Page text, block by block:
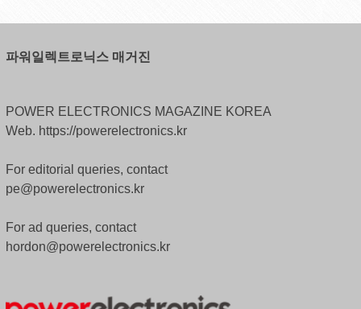
파워일렉트로닉스 매거진
POWER ELECTRONICS MAGAZINE KOREA
Web. https://powerelectronics.kr
For editorial queries, contact
pe@powerelectronics.kr
For ad queries, contact
hordon@powerelectronics.kr